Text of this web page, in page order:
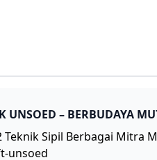
UNSOED – BERBUDAYA
Teknik Sipil Berbagai Mitra